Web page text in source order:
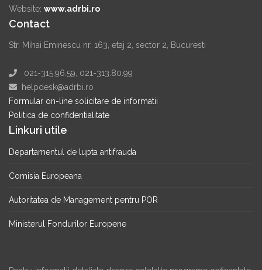
Website: www.adrbi.ro
Contact
Str. Mihai Eminescu nr. 163, etaj 2, sector 2, Bucuresti
021-315.96.59, 021-313.80.99
helpdesk@adrbi.ro
Formular on-line solicitare de informatii
Politica de confidentialitate
Linkuri utile
Departamentul de lupta antifrauda
Comisia Europeana
Autoritatea de Management pentru POR
Ministerul Fondurilor Europene